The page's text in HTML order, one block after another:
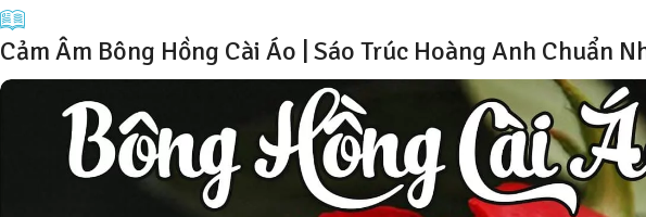
Cảm Âm Bông Hồng Cài Áo | Sáo Trúc Hoàng Anh Chuẩn